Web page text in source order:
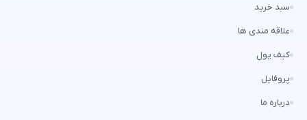
سبد خرید
علاقه مندی ها
کیف پول
پروفایل
درباره ما